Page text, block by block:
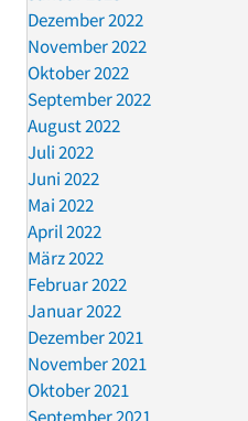
Dezember 2022
November 2022
Oktober 2022
September 2022
August 2022
Juli 2022
Juni 2022
Mai 2022
April 2022
März 2022
Februar 2022
Januar 2022
Dezember 2021
November 2021
Oktober 2021